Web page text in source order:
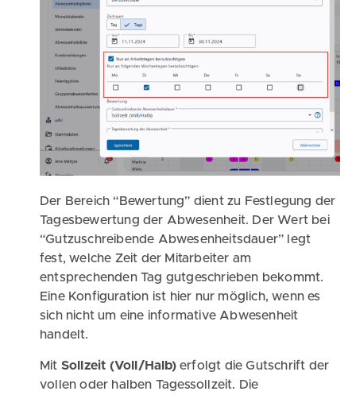
Der Bereich “Bewertung” dient zu Festlegung der
Tagesbewertung der Abwesenheit. Der Wert bei
“Gutzuschreibende Abwesenheitsdauer” legt
fest, welche Zeit der Mitarbeiter am
entsprechenden Tag gutgeschrieben bekommt.
Eine Konfiguration ist hier nur möglich, wenn es
sich nicht um eine informative Abwesenheit
handelt.
Mit Sollzeit (Voll/Halb)erfolgt die Gutschrift der
vollen oder halben Tagessollzeit. Die